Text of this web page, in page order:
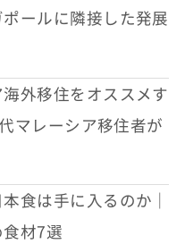
ールに隣接した発展
外移住をオススメす
マレーシア移住者が
食は手に入るのか｜
材7選